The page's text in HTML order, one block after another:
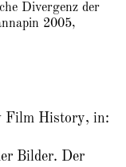
Divergenz der
2005,
Film History, in:
Bilder. Der